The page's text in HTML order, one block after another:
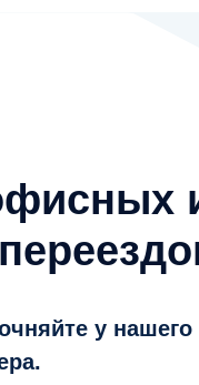
у нашего